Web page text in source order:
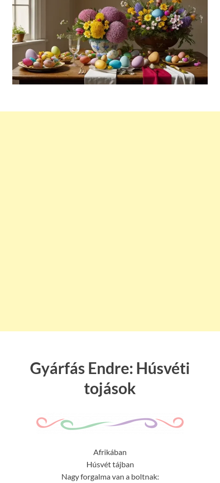
Gyárfás Endre: Húsvéti
tojások
Afrikában
Húsvét tájban
Nagy forgalma van a boltnak: